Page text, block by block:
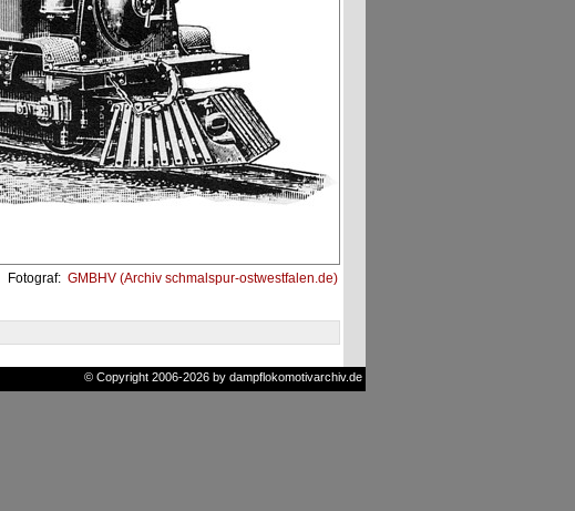
Fotograf: GMBHV (Archiv schmalspur-ostwestfalen.de)
© Copyright 2006-2026 by dampflokomotivarchiv.de